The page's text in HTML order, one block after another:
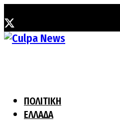
ΠΟΛΙΤΙΚΗ
ΕΛΛΑΔΑ